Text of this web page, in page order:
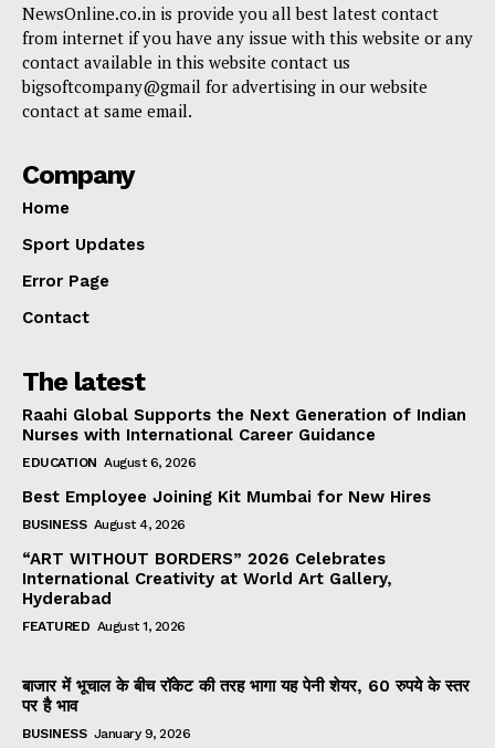
NewsOnline.co.in is provide you all best latest contact
from internet if you have any issue with this website or any
contact available in this website contact us
bigsoftcompany@gmail for advertising in our website
contact at same email.
Company
Home
Sport Updates
Error Page
Contact
The latest
Raahi Global Supports the Next Generation of Indian
Nurses with International Career Guidance
EDUCATION August 6, 2026
Best Employee Joining Kit Mumbai for New Hires
BUSINESS August 4, 2026
“ART WITHOUT BORDERS” 2026 Celebrates
International Creativity at World Art Gallery,
Hyderabad
FEATURED August 1, 2026
बाजार में भूचाल के बीच रॉकेट की तरह भागा यह पेनी शेयर, 60 रुपये के स्तर
पर है भाव
BUSINESS January 9, 2026